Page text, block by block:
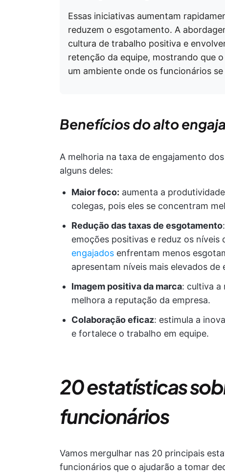
Essas iniciativas aumentam
reduzem o esgotamento. A
cultura de trabalho positiva e
retenção da equipe, mostrando que
um ambiente onde os funcionários
Benefícios do alto
A melhoria na taxa de engajamento
alguns deles:
Maior foco: aumenta a
colegas, pois eles se concentram
Redução das taxas de esgotamento
emoções positivas e reduz os níveis
engajados enfrentam menos
apresentam níveis mais elevados de
Imagem positiva da marca: cultiva a
melhora a reputação da empresa.
Colaboração eficaz: estimula a
e fortalece o trabalho em equipe.
20 estatísticas
funcionários
Vamos mergulhar nas 20 principais
funcionários que o ajudarão a tomar